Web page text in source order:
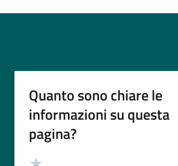
Quanto sono chiare le
informazioni su questa
pagina?
Valutazione